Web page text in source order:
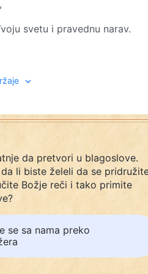
svetu i pravednu narav.
da vide Tvoju pravednu
Tvoju narav
omogući da sagledaju
Tebi može da učini čistijom
izgled nekoga ko je
da pretvori u blagoslove.
li biste želeli da se
Božje reči i tako primite
se sa nama preko